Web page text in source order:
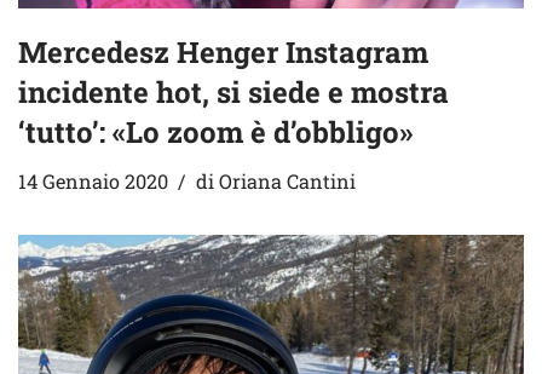
Mercedesz Henger Instagram
incidente hot, si siede e mostra
‘tutto’: «Lo zoom è d’obbligo»
14 Gennaio 2020 di Oriana Cantini